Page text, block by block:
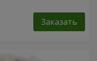
Заказать